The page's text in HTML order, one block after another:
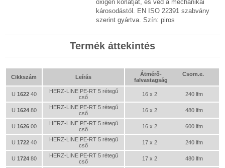
oxigén korlátját, és véd a mechanikai
károsodástól. EN ISO 22391 szabvány
szerint gyártva. Szín: piros
Termék áttekintés
Cikkszám Leírás
Átmérő-
falvastagság
Csom.e.
U 162240
HERZ-LINE PE-RT 5 rétegű
cső
16 x 2 240 lfm
U 162480
HERZ-LINE PE-RT 5 rétegű
cső
16 x 2 480 lfm
U 162600
HERZ-LINE PE-RT 5 rétegű
cső
16 x 2 600 lfm
U 172240
HERZ-LINE PE-RT 5 rétegű
cső
17 x 2 240 lfm
U 172480
HERZ-LINE PE-RT 5 rétegű
cső
17 x 2 480 lfm